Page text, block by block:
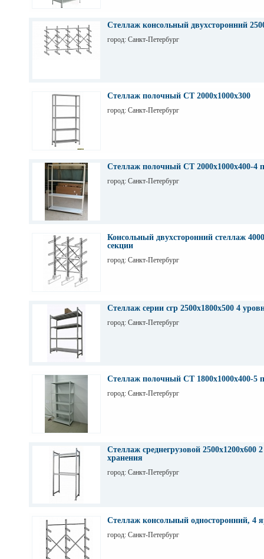
Стеллаж консольный двухсторонний
город: Санкт-Петербург
Стеллаж полочный СТ 2000х1000х300
город: Санкт-Петербург
Стеллаж полочный СТ 2000х1000х400-4
город: Санкт-Петербург
Консольный двухсторонний стеллаж
секции
город: Санкт-Петербург
Стеллаж серии сгр 2500х1800х500 4
город: Санкт-Петербург
Стеллаж полочный СТ 1800х1000х400-5
город: Санкт-Петербург
Стеллаж среднегрузовой 2500х1200х600
хранения
город: Санкт-Петербург
Стеллаж консольный односторонний, 4
город: Санкт-Петербург